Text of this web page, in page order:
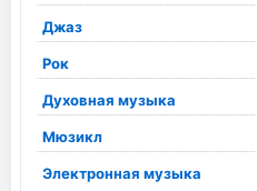
Джаз
Рок
Духовная музыка
Мюзикл
Электронная музыка